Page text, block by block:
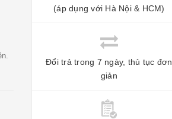
(áp dụng với Hà Nội & HCM)
Đổi trả trong 7 ngày, thủ tục đơn
giản